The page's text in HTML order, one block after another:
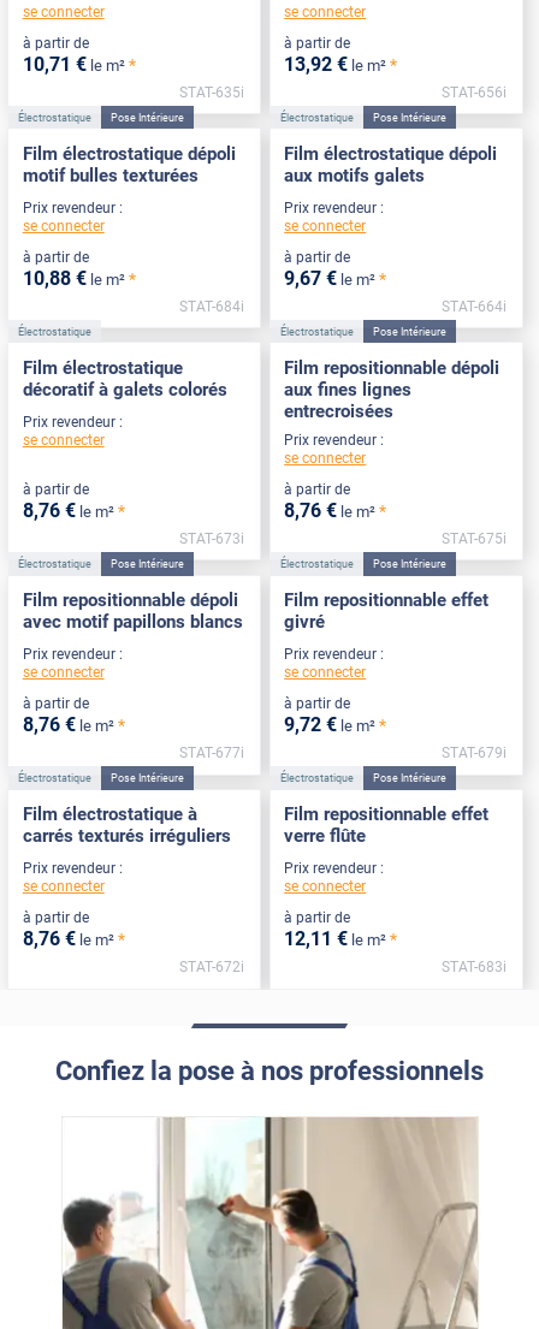
se connecter
à partir de
10,71 € le m² *
STAT-635i
se connecter
à partir de
13,92 € le m² *
STAT-656i
Électrostatique Pose Intérieure
Film électrostatique dépoli
motif bulles texturées
Prix revendeur :
se connecter
à partir de
10,88 € le m² *
STAT-684i
Électrostatique Pose Intérieure
Film électrostatique dépoli
aux motifs galets
Prix revendeur :
se connecter
à partir de
9,67 € le m² *
STAT-664i
Électrostatique
Film électrostatique
décoratif à galets colorés
Prix revendeur :
se connecter
à partir de
8,76 € le m² *
STAT-673i
Électrostatique Pose Intérieure
Film repositionnable dépoli
aux fines lignes
entrecroisées
Prix revendeur :
se connecter
à partir de
8,76 € le m² *
STAT-675i
Électrostatique Pose Intérieure
Film repositionnable dépoli
avec motif papillons blancs
Prix revendeur :
se connecter
à partir de
8,76 € le m² *
STAT-677i
Électrostatique Pose Intérieure
Film repositionnable effet
givré
Prix revendeur :
se connecter
à partir de
9,72 € le m² *
STAT-679i
Électrostatique Pose Intérieure
Film électrostatique à
carrés texturés irréguliers
Prix revendeur :
se connecter
à partir de
8,76 € le m² *
STAT-672i
Électrostatique Pose Intérieure
Film repositionnable effet
verre flûte
Prix revendeur :
se connecter
à partir de
12,11 € le m² *
STAT-683i
Confiez la pose à nos professionnels